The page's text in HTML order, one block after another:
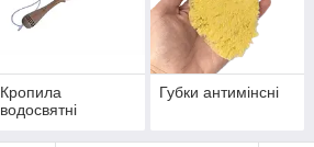
Кропила
водосвятні
Губки антимінсні